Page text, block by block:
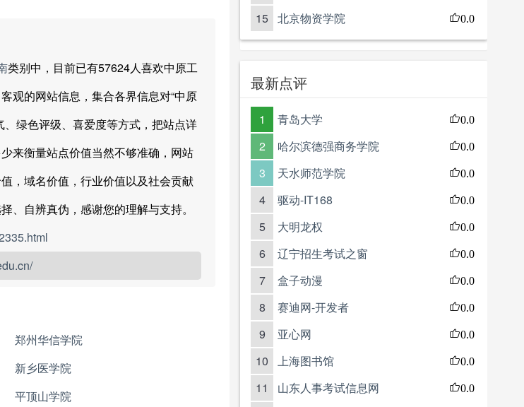
类别中，目前已有57624人喜欢中原工
观的网站信息，集合各界信息对“中原
绿色评级、喜爱度等方式，把站点详
来衡量站点价值当然不够准确，网站
，域名价值，行业价值以及社会贡献
、自辨真伪，感谢您的理解与支持。
郑州华信学院
新乡医学院
平顶山学院
15 北京物资学院 0.0
最新点评
1 青岛大学 0.0
2 哈尔滨德强商务学院 0.0
3 天水师范学院 0.0
4 驱动-IT168 0.0
5 大明龙权 0.0
6 辽宁招生考试之窗 0.0
7 盒子动漫 0.0
8 赛迪网-开发者 0.0
9 亚心网 0.0
10 上海图书馆 0.0
11 山东人事考试信息网 0.0